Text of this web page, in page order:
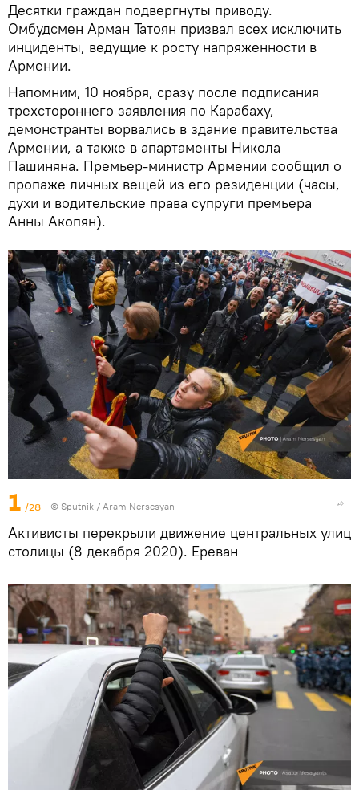
Десятки граждан подвергнуты приводу.
Омбудсмен Арман Татоян призвал всех исключить
инциденты, ведущие к росту напряженности в
Армении.
Напомним, 10 ноября, сразу после подписания
трехстороннего заявления по Карабаху,
демонстранты ворвались в здание правительства
Армении, а также в апартаменты Никола
Пашиняна. Премьер-министр Армении сообщил о
пропаже личных вещей из его резиденции (часы,
духи и водительские права супруги премьера
Анны Акопян).
1 /28 © Sputnik / Aram Nersesyan
Активисты перекрыли движение центральных улиц
столицы (8 декабря 2020). Еревaн